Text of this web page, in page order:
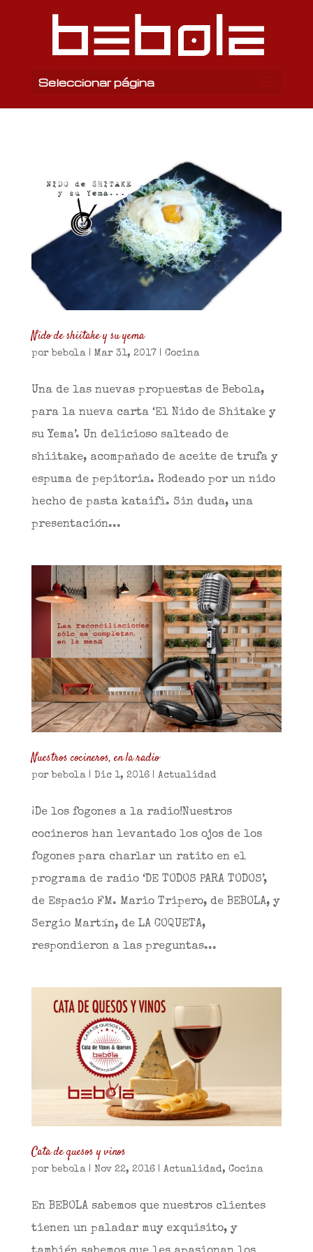
Seleccionar página
Nido de shiitake y su yema
por bebola| Mar 31, 2017 | Cocina
Una de las nuevas propuestas de Bebola,
para la nueva carta ‘El Nido de Shitake y
su Yema’. Un delicioso salteado de
shiitake, acompañado de aceite de trufa y
espuma de pepitoria. Rodeado por un nido
hecho de pasta kataifi. Sin duda, una
presentación...
Nuestros cocineros, en la radio
por bebola| Dic 1, 2016| Actualidad
¡De los fogones a la radio!Nuestros
cocineros han levantado los ojos de los
fogones para charlar un ratito en el
programa de radio ‘DE TODOS PARA TODOS’,
de Espacio FM. Mario Tripero, de BEBOLA, y
Sergio Martín, de LA COQUETA,
respondieron a las preguntas...
Cata de quesos y vinos
por bebola| Nov 22, 2016| Actualidad, Cocina
En BEBOLA sabemos que nuestros clientes
tienen un paladar muy exquisito, y